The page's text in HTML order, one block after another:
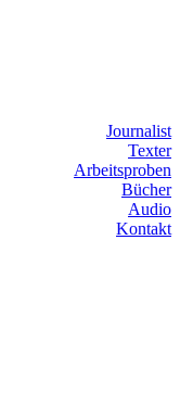
Journalist
Texter
Arbeitsproben
Bücher
Audio
Kontakt